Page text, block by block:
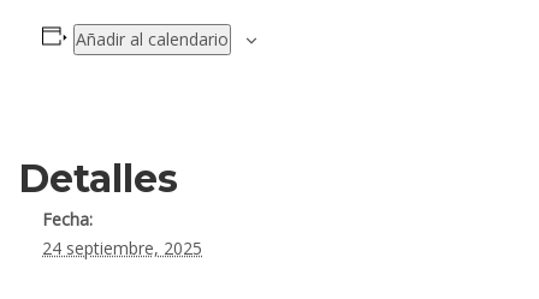
Añadir al calendario
Detalles
Fecha:
24 septiembre, 2025